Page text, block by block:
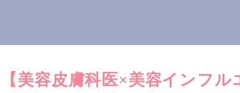
【美容皮膚科医×美容インフル